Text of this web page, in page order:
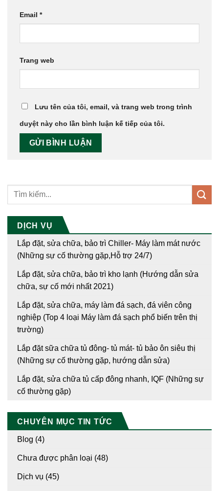
DỊCH VỤ
Lắp đặt, sửa chữa, bảo trì Chiller- Máy làm mát nước
(Những sự cố thường gặp,Hỗ trợ 24/7)
Lắp đặt, sửa chữa, bảo trì kho lạnh (Hướng dẫn sửa
chữa, sự cố mới nhất 2021)
Lắp đặt, sửa chữa, máy làm đá sạch, đá viên công
nghiệp (Top 4 loại Máy làm đá sạch phổ biến trên thị
trường)
Lắp đặt sữa chữa tủ đông- tủ mát- tủ bảo ôn siêu thị
(Những sự cố thường gặp, hướng dẫn sửa)
Lắp đặt, sửa chữa tủ cấp đông nhanh, IQF (Những sự
cố thường gặp)
CHUYÊN MỤC TIN TỨC
Blog (4)
Chưa được phân loại (48)
Dịch vụ (45)
Email *
Trang web
Lưu tên của tôi, email, và trang web trong trình
duyệt này cho lần bình luận kế tiếp của tôi.